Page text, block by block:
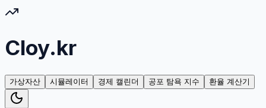
Cloy.kr
가상자산 시뮬레이터 경제 캘린더 공포 탐욕 지수 환율 계산기